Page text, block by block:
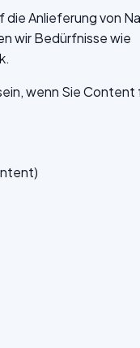
die Anlieferung von
wir Bedürfnisse wie
wenn Sie Content